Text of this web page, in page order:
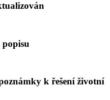
k řešení životní